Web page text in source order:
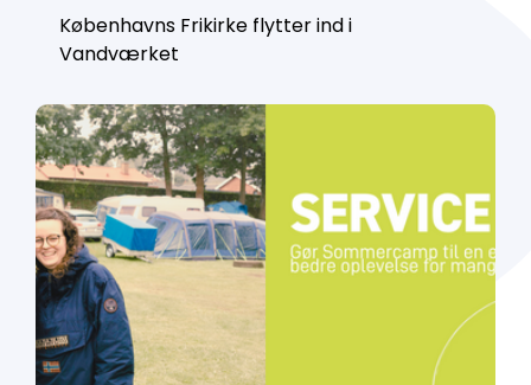
Københavns Frikirke flytter ind i
Vandværket